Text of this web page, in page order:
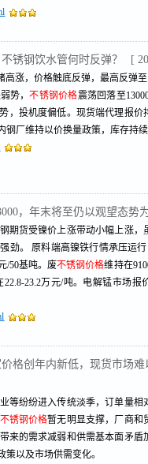
锈钢饮水管何时反弹？ [
涨，价格触底反弹，最高反弹
势，不锈钢价格震荡回落至
，投机度偏低。现货端代理报
钢厂维持以价换量政策，库存持
，年末将至仍以观望态势
期货受镍价上涨带动小幅上涨
劲。 原料端高镍铁行情承压运
/50基吨。废不锈钢价格维持在
23.2万元/吨。电解锰市场报
格创年内新低，现货市场
等纷纷进入传统淡季，订单量
不锈钢价格暂无明显支撑，厂商和
来的需求减弱和供需基本面矛盾
以及市场供需变化。